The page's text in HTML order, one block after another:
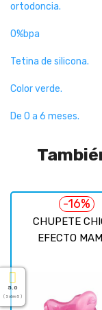
ortodoncia.
0%bpa
Tetina de silicona.
Color verde.
De 0 a 6 meses.
CHUPETE
EFECTO
-16%
5.0
( Sobre 5 )